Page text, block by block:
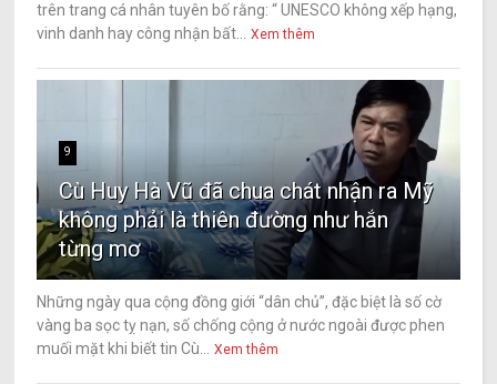
trên trang cá nhân tuyên bố rằng: “ UNESCO không xếp hạng,
vinh danh hay công nhận bất...
Xem thêm
9
Cù Huy Hà Vũ đã chua chát nhận ra Mỹ
không phải là thiên đường như hắn
từng mơ
Những ngày qua cộng đồng giới “dân chủ”, đặc biệt là số cờ
vàng ba sọc tỵ nạn, số chống cộng ở nước ngoài được phen
muối mặt khi biết tin Cù...
Xem thêm